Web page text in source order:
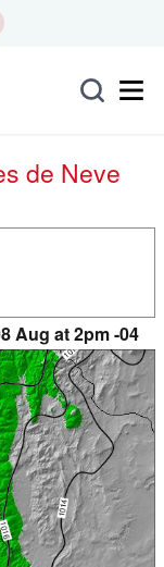
de Neve
Aug at 2pm -04